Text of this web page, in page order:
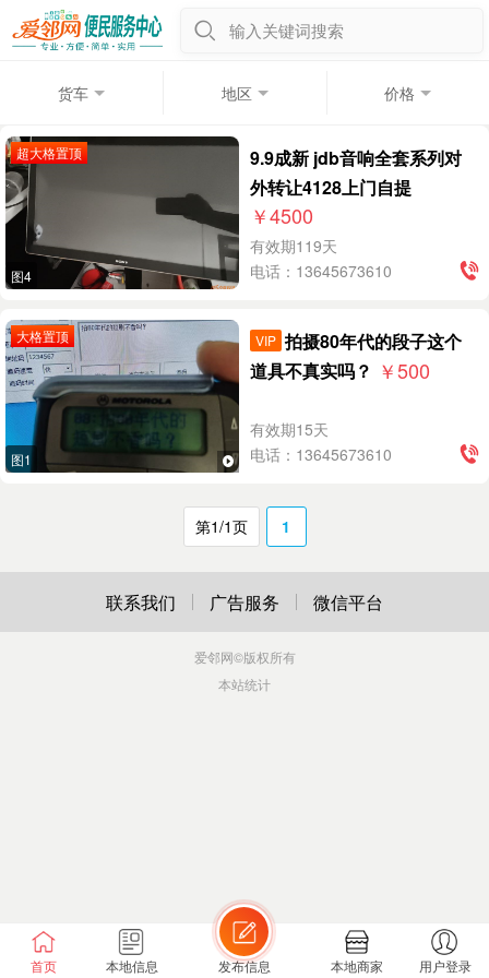
输入关键词搜索
货车 地区 价格
超大格置顶
图4
9.9成新 jdb音响全套系列对
外转让4128上门自提
￥4500
有效期119天
电话：13645673610
大格置顶
图1
VIP 拍摄80年代的段子这个
道具不真实吗？ ￥500
有效期15天
电话：13645673610
第1/1页 1
首页 本地信息 发布信息 本地商家 用户登录
联系我们 广告服务 微信平台
爱邻网©版权所有
本站统计